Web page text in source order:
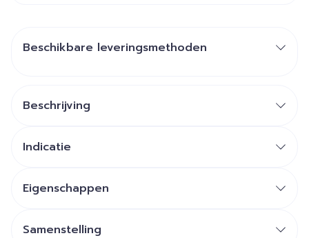
Beschikbare leveringsmethoden
Beschrijving
Indicatie
Eigenschappen
Samenstelling